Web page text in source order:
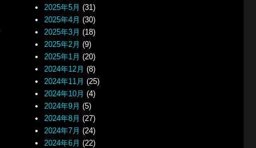
2025年5月 (31)
2025年4月 (30)
2025年3月 (18)
2025年2月 (9)
2025年1月 (20)
2024年12月 (8)
2024年11月 (25)
2024年10月 (4)
2024年9月 (5)
2024年8月 (27)
2024年7月 (24)
2024年6月 (22)